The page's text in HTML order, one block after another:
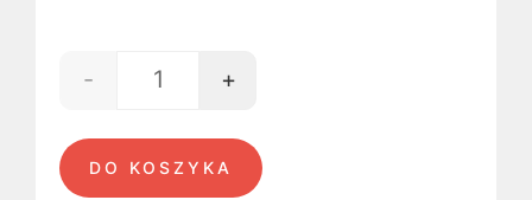
ilość Leica R - VENICE
- +
DO KOSZYKA